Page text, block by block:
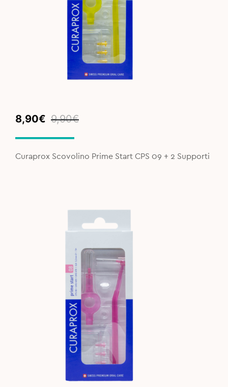
9,90€
Original
was:
9,90€.
8,90€
Current
is:
8,90€.
Curaprox Scovolino Prime Start CPS 09 + 2 Supporti